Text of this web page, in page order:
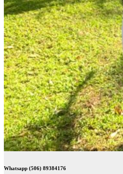
Whatsapp (506) 89384176